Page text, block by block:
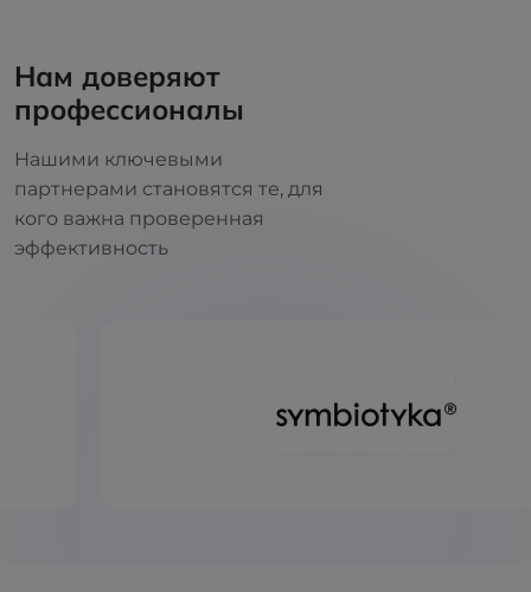
Нам доверяют
профессионалы
Нашими ключевыми
партнерами становятся те, для
кого важна проверенная
эффективность